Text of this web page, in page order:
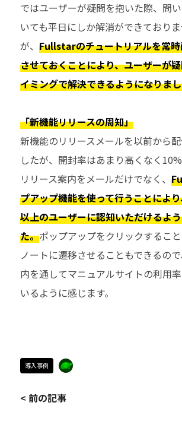
ではユーザーが疑問を抱いた際、問
いても平日にしか解消ができており
が、 Fullstarのチュートリアルを常
させておくことにより、ユーザーが
イミングで解決できるようになりま
「新機能リリースの周知」
新機能のリリースメールを以前から
したが、開封率はあまり高くなく10%
リリース案内をメールだけでなく、
プアップ機能を使って行うことによ
以上のユーザーに認知いただけるよ
た。ポップアップをクリックするこ
ノートに遷移させることもできるの
内を通してマニュアルサイトの利用
いるように感じます。
導入事例
< 前の記事